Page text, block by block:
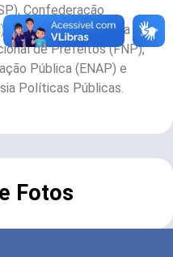
Confederação
Associação Brasileira de
de Prefeitos (FNP),
Pública (ENAP) e
Políticas Públicas.
Fotos